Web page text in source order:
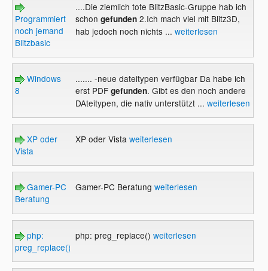
Programmiert
noch jemand
Blitzbasic
....Die ziemlich tote BlitzBasic-Gruppe hab ich
schon gefunden2.Ich mach viel mit Blitz3D,
hab jedoch noch nichts ... weiterlesen
Windows
8
....... -neue dateitypen verfügbar Da habe ich
erst PDFgefunden. Gibt es den noch andere
DAteitypen, die nativ unterstützt ... weiterlesen
XP oder
Vista
XP oder Vista weiterlesen
Gamer-PC
Beratung
Gamer-PC Beratung weiterlesen
php:
preg_replace()
php: preg_replace() weiterlesen